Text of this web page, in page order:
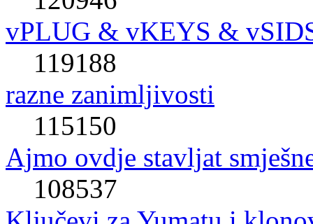
vPLUG & vKEYS &
119188
razne zanimljivosti
115150
Ajmo ovdje stavljat
108537